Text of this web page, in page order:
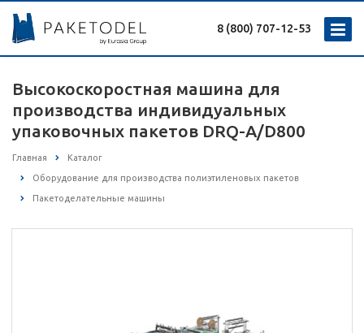
8 (800) 707-12-53
Высокоскоростная машина для
производства индивидуальных
упаковочных пакетов DRQ-A/D800
Главная Каталог
Оборудование для производства полиэтиленовых пакетов
Пакетоделательные машины